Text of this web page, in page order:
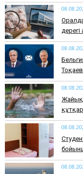
Жайық